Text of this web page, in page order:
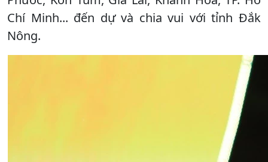
Chí Minh... đến dự và chia vui với tỉnh Đắk
Nông.